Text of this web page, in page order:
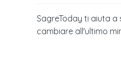
SagreToday ti aiuta a
cambiare all'ultimo